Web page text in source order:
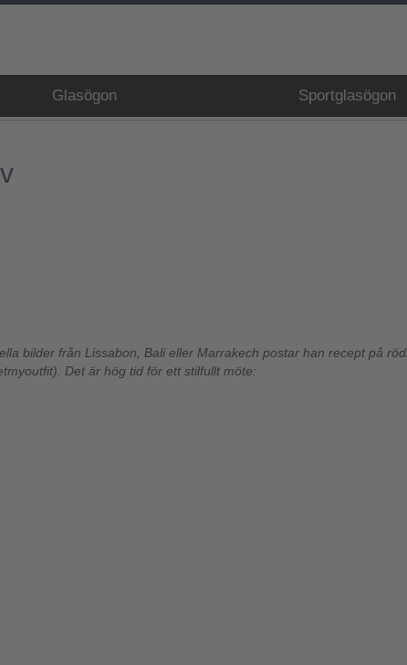
Glasögon Sportglasögon
bilder från Lissabon, Bali eller Marrakech postar han recept på
Det är hög tid för ett stilfullt möte: